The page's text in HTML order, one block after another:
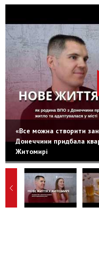
«Все можна створити
Донеччини придбала
Житомирі